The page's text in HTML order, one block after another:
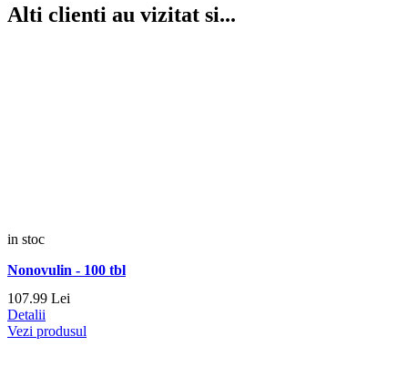
Alti clienti au vizitat si...
in stoc
Nonovulin - 100 tbl
107.99 Lei
Detalii
Vezi produsul